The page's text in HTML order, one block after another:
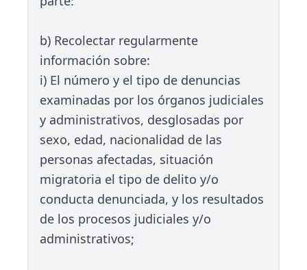
b) Recolectar regularmente
información sobre:
i) El número y el tipo de denuncias
examinadas por los órganos judiciales
y administrativos, desglosadas por
sexo, edad, nacionalidad de las
personas afectadas, situación
migratoria el tipo de delito y/o
conducta denunciada, y los resultados
de los procesos judiciales y/o
administrativos;